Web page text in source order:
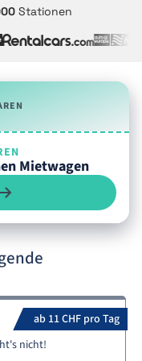
Stationen
Mietwagen
ab 11 CHF pro Tag
nicht!